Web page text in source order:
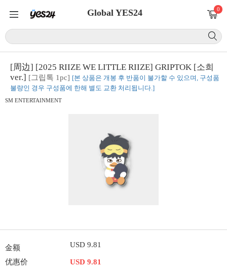
Global YES24 0
[周边] [2025 RIIZE WE LITTLE RIIZE] GRIPTOK [소희
ver.] [그립톡 1pc] [본 상품은 개봉 후 반품이 불가할 수 있으며, 구성품
불량인 경우 구성품에 한해 별도 교환 처리됩니다.]
SM ENTERTAINMENT
金额 USD 9.81
优惠价
USD 9.81